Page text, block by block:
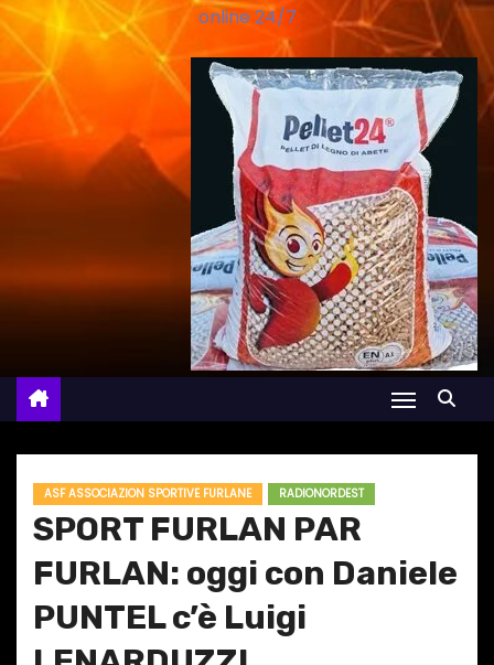
online 24/7
ASF ASSOCIAZION SPORTIVE FURLANE RADIONORDEST
SPORT FURLAN PAR
FURLAN: oggi con Daniele
PUNTEL c’è Luigi